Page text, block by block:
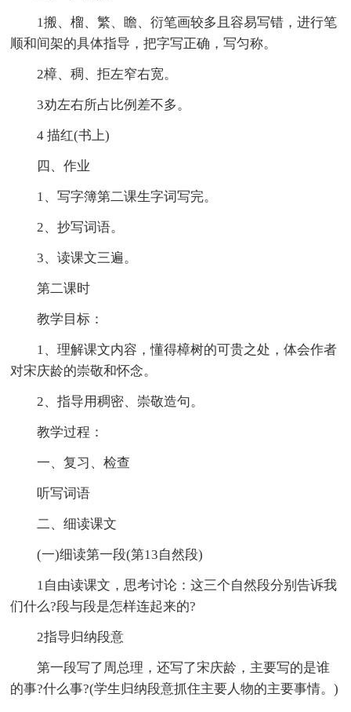
1搬、榴、繁、瞻、衍笔画较多且容易写错，进行笔
顺和间架的具体指导，把字写正确，写匀称。
2樟、稠、拒左窄右宽。
3劝左右所占比例差不多。
4 描红(书上)
四、作业
1、写字簿第二课生字词写完。
2、抄写词语。
3、读课文三遍。
第二课时
教学目标：
1、理解课文内容，懂得樟树的可贵之处，体会作者
对宋庆龄的崇敬和怀念。
2、指导用稠密、崇敬造句。
教学过程：
一、复习、检查
听写词语
二、细读课文
(一)细读第一段(第13自然段)
1自由读课文，思考讨论：这三个自然段分别告诉我
们什么?段与段是怎样连起来的?
2指导归纳段意
第一段写了周总理，还写了宋庆龄，主要写的是谁
的事?什么事?(学生归纳段意抓住主要人物的主要事情。)